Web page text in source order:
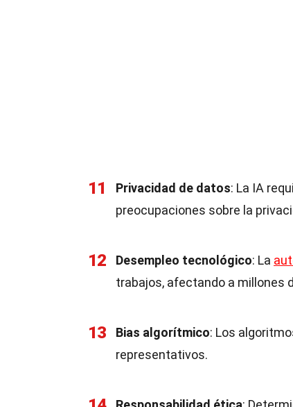
11 Privacidad de datos: La IA
preocupaciones sobre la
12 Desempleo tecnológico: La
trabajos, afectando a millones
13 Bias algorítmico: Los
representativos.